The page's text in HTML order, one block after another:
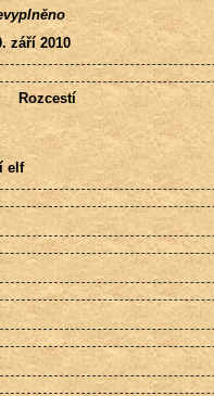
září 2010
Rozcestí
elf